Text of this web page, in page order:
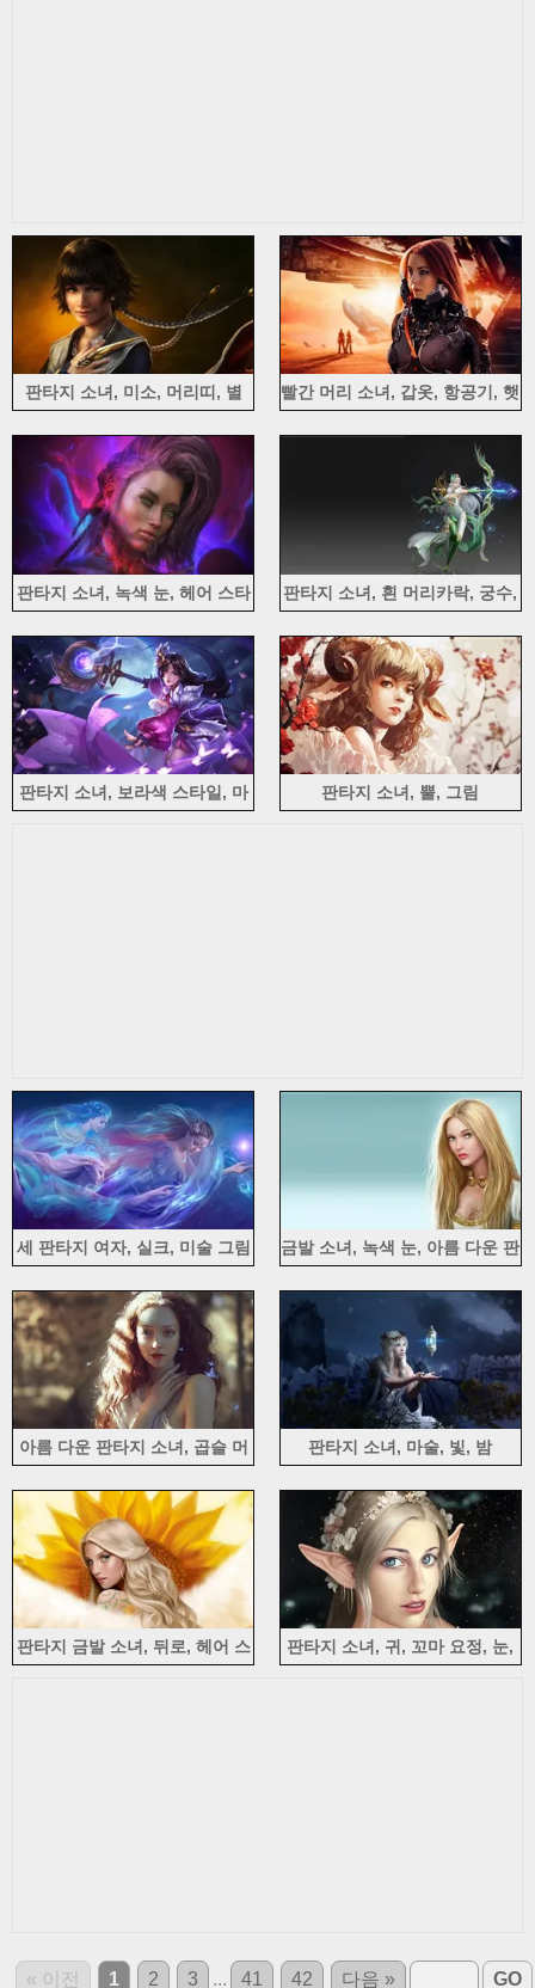
판타지 소녀, 미소, 머리띠, 별
빨간 머리 소녀, 갑옷, 항공기, 햇
판타지 소녀, 녹색 눈, 헤어 스타
판타지 소녀, 흰 머리카락, 궁수,
판타지 소녀, 보라색 스타일, 마
판타지 소녀, 뿔, 그림
세 판타지 여자, 실크, 미술 그림
금발 소녀, 녹색 눈, 아름 다운 판
아름 다운 판타지 소녀, 곱슬 머
판타지 소녀, 마술, 빛, 밤
판타지 금발 소녀, 뒤로, 헤어 스
판타지 소녀, 귀, 꼬마 요정, 눈,
« 이전 1 2 3 ... 41 42 다음 » GO